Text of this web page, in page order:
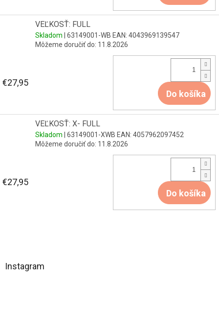
VEĽKOSŤ: FULL
Skladom | 63149001-WB EAN: 4043969139547
Môžeme doručiť do: 11.8.2026
€27,95
Do košíka
VEĽKOSŤ: X- FULL
Skladom | 63149001-XWB EAN: 4057962097452
Môžeme doručiť do: 11.8.2026
€27,95
Do košíka
á
Instagram